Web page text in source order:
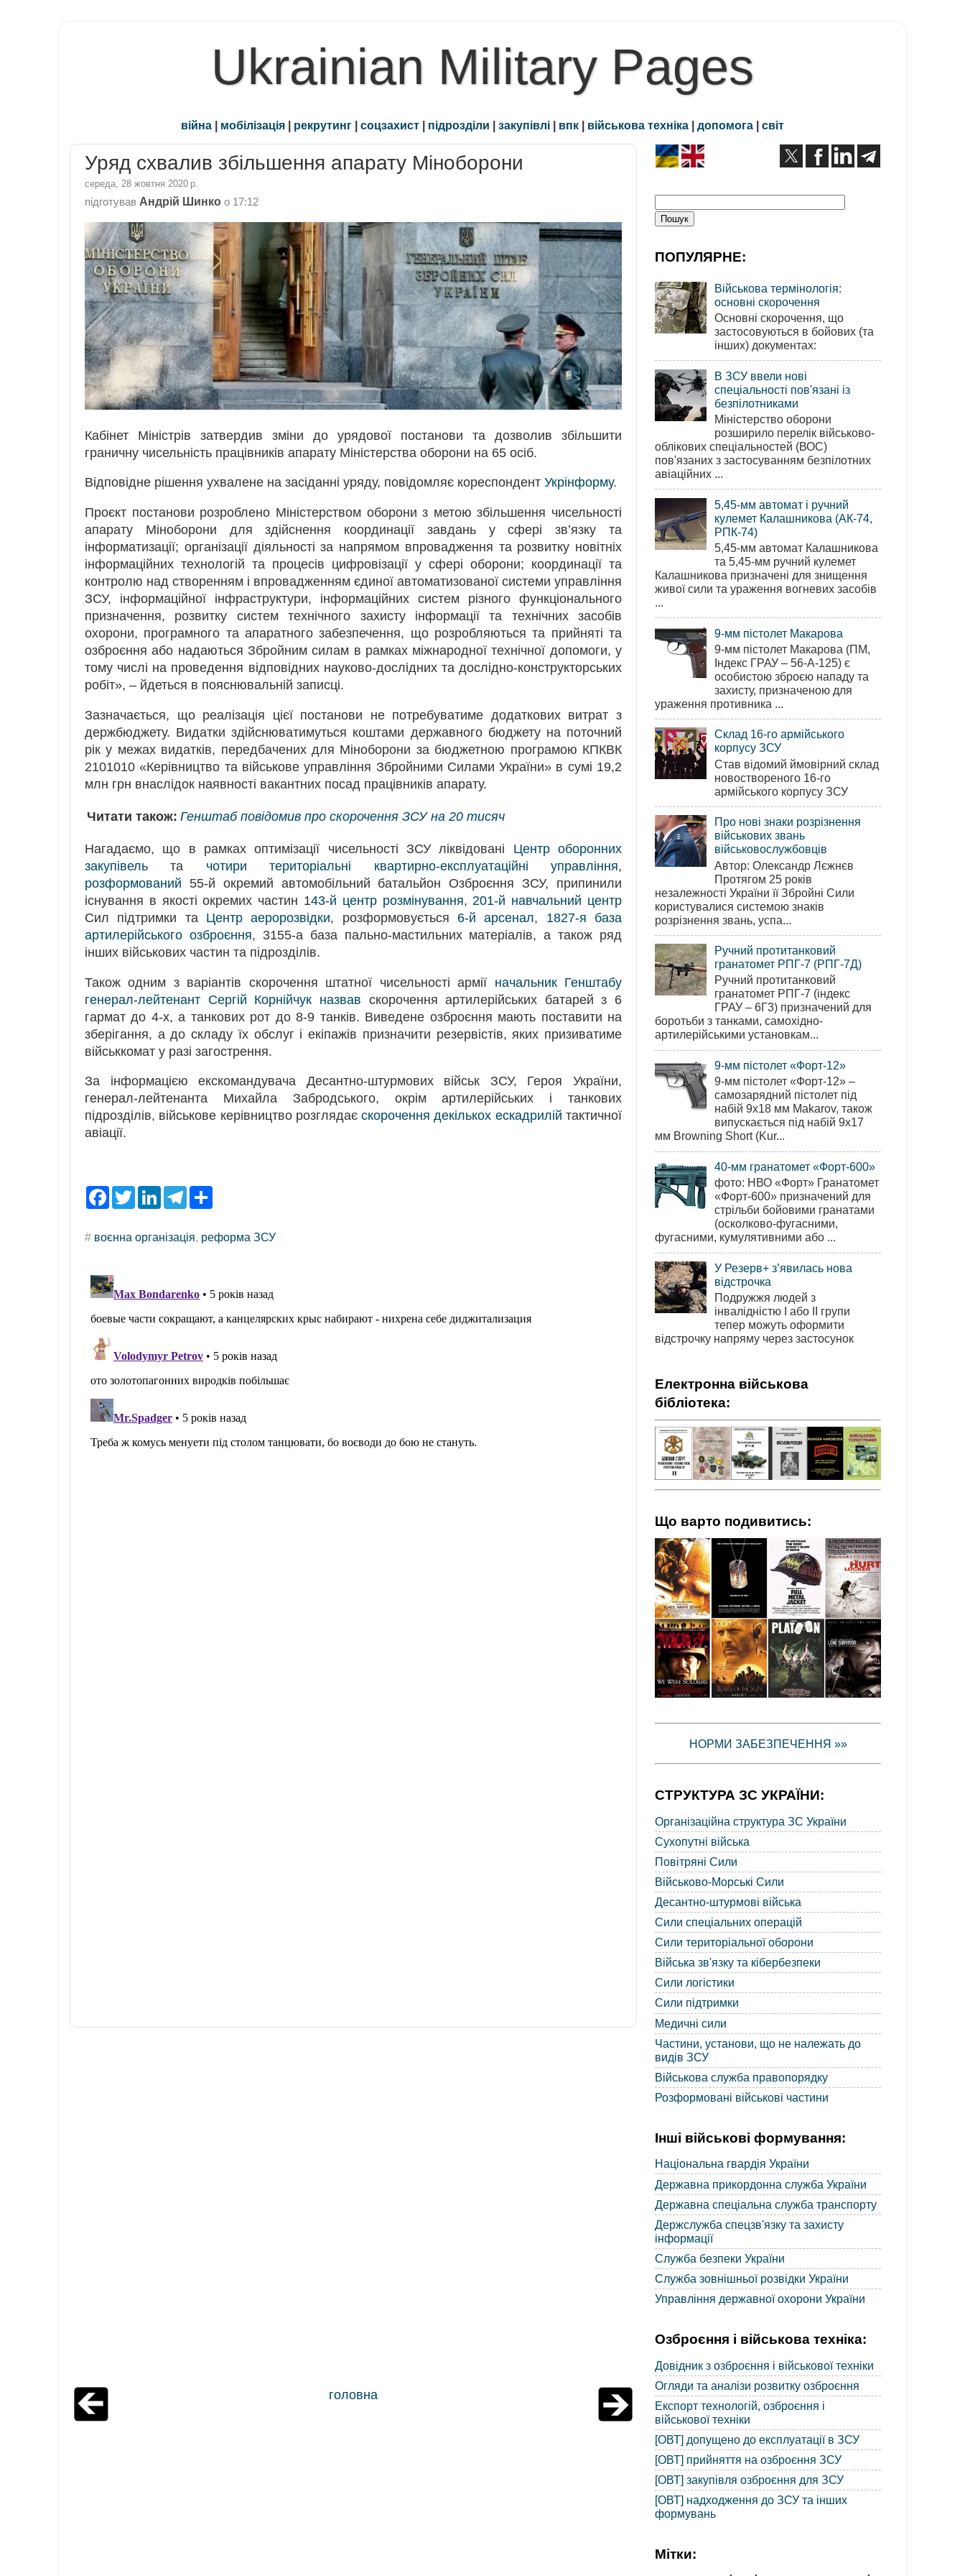
Ukrainian Military Pages
війна | мобілізація | рекрутинг | соцзахист | підрозділи | закупівлі | впк | військова техніка | допомога | світ
Уряд схвалив збільшення апарату Міноборони
середа, 28 жовтня 2020 р.
підготував Андрій Шинко о 17:12
Кабінет Міністрів затвердив зміни до урядової постанови та дозволив збільшити
граничну чисельність працівників апарату Міністерства оборони на 65 осіб.
Відповідне рішення ухвалене на засіданні уряду, повідомляє кореспондент Укрінформу.
Проєкт постанови розроблено Міністерством оборони з метою збільшення чисельності
апарату Міноборони для здійснення координації завдань у сфері зв’язку та
інформатизації; організації діяльності за напрямом впровадження та розвитку новітніх
інформаційних технологій та процесів цифровізації у сфері оборони; координації та
контролю над створенням і впровадженням єдиної автоматизованої системи управління
ЗСУ, інформаційної інфраструктури, інформаційних систем різного функціонального
призначення, розвитку систем технічного захисту інформації та технічних засобів
охорони, програмного та апаратного забезпечення, що розробляються та прийняті та
озброєння або надаються Збройним силам в рамках міжнародної технічної допомоги, у
тому числі на проведення відповідних науково-дослідних та дослідно-конструкторських
робіт», – йдеться в пояснювальній записці.
Зазначається, що реалізація цієї постанови не потребуватиме додаткових витрат з
держбюджету. Видатки здійснюватимуться коштами державного бюджету на поточний
рік у межах видатків, передбачених для Міноборони за бюджетною програмою КПКВК
2101010 «Керівництво та військове управління Збройними Силами України» в сумі 19,2
млн грн внаслідок наявності вакантних посад працівників апарату.
Читати також: Генштаб повідомив про скорочення ЗСУ на 20 тисяч
Нагадаємо, що в рамках оптимізації чисельності ЗСУ ліквідовані Центр оборонних
закупівель та чотири територіальні квартирно-експлуатаційні управління,
розформований 55-й окремий автомобільний батальйон Озброєння ЗСУ, припинили
існування в якості окремих частин 143-й центр розмінування, 201-й навчальний центр
Сил підтримки та Центр аеророзвідки, розформовується 6-й арсенал, 1827-я база
артилерійського озброєння, 3155-а база пально-мастильних матеріалів, а також ряд
інших військових частин та підрозділів.
Також одним з варіантів скорочення штатної чисельності армії начальник Генштабу
генерал-лейтенант Сергій Корнійчук назвав скорочення артилерійських батарей з 6
гармат до 4-х, а танкових рот до 8-9 танків. Виведене озброєння мають поставити на
зберігання, а до складу їх обслуг і екіпажів призначити резервістів, яких призиватиме
військкомат у разі загострення.
За інформацією екскомандувача Десантно-штурмових військ ЗСУ, Героя України,
генерал-лейтенанта Михайла Забродського, окрім артилерійських і танкових
підрозділів, військове керівництво розглядаєскорочення декількох ескадрилій тактичної
авіації.
F
a
b
k
T
w
t
L
e
T
g
e
# воєнна організація, реформа ЗСУ
головна
ПОПУЛЯРНЕ:
Військова термінологія:
основні скорочення
Основні скорочення, що
застосовуються в бойових (та
інших) документах:
В ЗСУ ввели нові
спеціальності пов'язані із
безпілотниками
Міністерство оборони
розширило перелік військово-
облікових спеціальностей (ВОС)
пов'язаних з застосуванням безпілотних
авіаційних ...
5,45-мм автомат і ручний
кулемет Калашникова (АК-74,
РПК-74)
5,45-мм автомат Калашникова
та 5,45-мм ручний кулемет
Калашникова призначені для знищення
живої сили та ураження вогневих засобів
...
9-мм пістолет Макарова
9-мм пістолет Макарова (ПМ,
Індекс ГРАУ – 56-А-125) є
особистою зброєю нападу та
захисту, призначеною для
ураження противника ...
Склад 16-го армійського
корпусу ЗСУ
Став відомий ймовірний склад
новоствореного 16-го
армійського корпусу ЗСУ
Про нові знаки розрізнення
військових звань
військовослужбовців
Автор: Олександр Лєжнєв
Протягом 25 років
незалежності України її Збройні Сили
користувалися системою знаків
розрізнення звань, успа...
Ручний протитанковий
гранатомет РПГ-7 (РПГ-7Д)
Ручний протитанковий
гранатомет РПГ-7 (індекс
ГРАУ – 6Г3) призначений для
боротьби з танками, самохідно-
артилерійськими установкам...
9-мм пістолет «Форт-12»
9-мм пістолет «Форт-12» –
самозарядний пістолет під
набій 9х18 мм Makarov, також
випускається під набій 9х17
мм Browning Short (Kur...
40-мм гранатомет «Форт-600»
фото: НВО «Форт» Гранатомет
«Форт-600» призначений для
стрільби бойовими гранатами
(осколково-фугасними,
фугасними, кумулятивними або ...
У Резерв+ з’явилась нова
відстрочка
Подружжя людей з
інвалідністю І або ІІ групи
тепер можуть оформити
відстрочку напряму через застосунок
Електронна військова
бібліотека:
Що варто подивитись:
НОРМИ ЗАБЕЗПЕЧЕННЯ »»
СТРУКТУРА ЗС УКРАЇНИ:
Організаційна структура ЗС України
Сухопутні війська
Повітряні Сили
Військово-Морські Сили
Десантно-штурмові війська
Сили спеціальних операцій
Сили територіальної оборони
Війська зв'язку та кібербезпеки
Сили логістики
Сили підтримки
Медичні сили
Частини, установи, що не належать до
видів ЗСУ
Військова служба правопорядку
Розформовані військові частини
Інші військові формування:
Національна гвардія України
Державна прикордонна служба України
Державна спеціальна служба транспорту
Держслужба спецзв'язку та захисту
інформації
Служба безпеки України
Служба зовнішньої розвідки України
Управління державної охорони України
Озброєння і військова техніка:
Довідник з озброєння і військової техніки
Огляди та аналізи розвитку озброєння
Експорт технологій, озброєння і
військової техніки
[ОВТ] допущено до експлуатації в ЗСУ
[ОВТ] прийняття на озброєння ЗСУ
[ОВТ] закупівля озброєння для ЗСУ
[ОВТ] надходження до ЗСУ та інших
формувань
Мітки: